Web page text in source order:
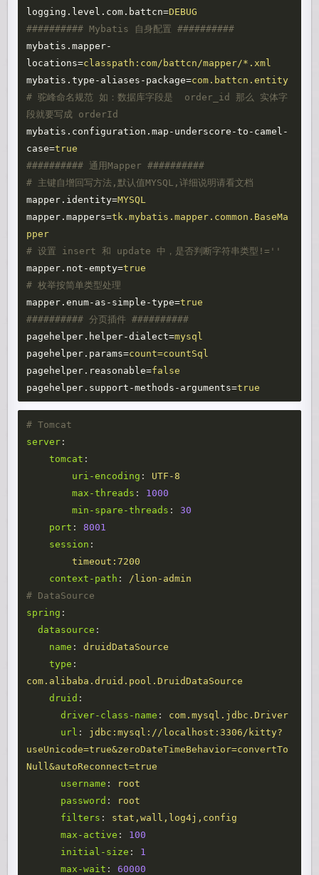
logging.level.com.battcn=DEBUG
mybatis.mapper-
locations=classpath:com/battcn/mapper/*.xml
mybatis.type-aliases-package=com.battcn.entity
# 驼峰命名规范 如：数据库字段是  order_id 那么 实体字
mybatis.configuration.map-underscore-to-camel-
case=true
########## 通用Mapper ##########
mapper.identity=MYSQL
mapper.mappers=tk.mybatis.mapper.common.BaseMa
pper
mapper.not-empty=true
mapper.enum-as-simple-type=true
pagehelper.helper-dialect=mysql
pagehelper.params=count=countSql
pagehelper.reasonable=false
pagehelper.support-methods-arguments=true
# Tomcat
server :
tomcat :
uri-encoding :
UTF-8
max-threads :
1000
min-spare-threads :
30
port :
8001
session :
timeout:7200
context-path :
/lion-admin
# DataSource
spring :
datasource :
name :
druidDataSource
type :
com.alibaba.druid.pool.DruidDataSource
druid :
driver-class-name :
com.mysql.jdbc.Driver
url :
jdbc:mysql://localhost:3306/kitty?
useUnicode=true&zeroDateTimeBehavior=convertTo
Null&autoReconnect=true
username :
root
password :
root
filters :
stat,wall,log4j,config
max-active :
100
initial-size :
1
max-wait :
60000